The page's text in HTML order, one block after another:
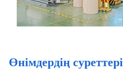
Өнімдердің суреттері